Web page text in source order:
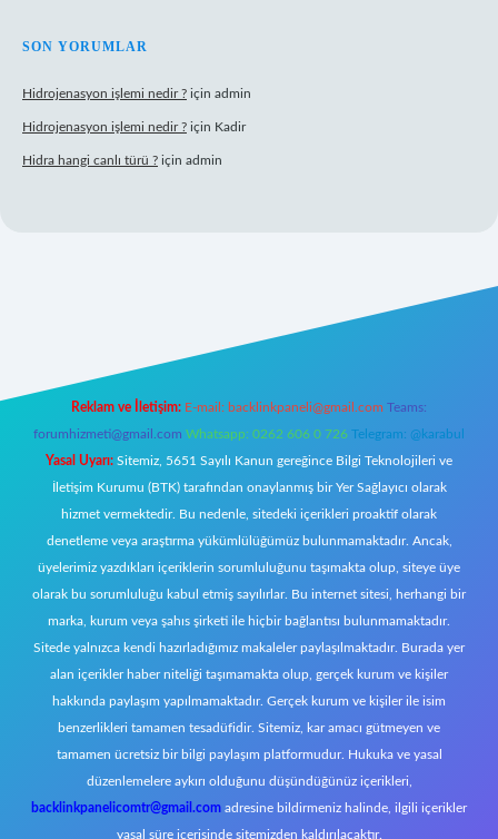
SON YORUMLAR
Hidrojenasyon işlemi nedir ? için admin
Hidrojenasyon işlemi nedir ? için Kadir
Hidra hangi canlı türü ? için admin
Reklam ve İletişim: E-mail: backlinkpaneli@gmail.com Teams:
forumhizmeti@gmail.com Whatsapp: 0262 606 0 726 Telegram: @karabul
Yasal Uyarı: Sitemiz, 5651 Sayılı Kanun gereğince Bilgi Teknolojileri ve
İletişim Kurumu (BTK) tarafından onaylanmış bir Yer Sağlayıcı olarak
hizmet vermektedir. Bu nedenle, sitedeki içerikleri proaktif olarak
denetleme veya araştırma yükümlülüğümüz bulunmamaktadır. Ancak,
üyelerimiz yazdıkları içeriklerin sorumluluğunu taşımakta olup, siteye üye
olarak bu sorumluluğu kabul etmiş sayılırlar. Bu internet sitesi, herhangi bir
marka, kurum veya şahıs şirketi ile hiçbir bağlantısı bulunmamaktadır.
Sitede yalnızca kendi hazırladığımız makaleler paylaşılmaktadır. Burada yer
alan içerikler haber niteliği taşımamakta olup, gerçek kurum ve kişiler
hakkında paylaşım yapılmamaktadır. Gerçek kurum ve kişiler ile isim
benzerlikleri tamamen tesadüfidir. Sitemiz, kar amacı gütmeyen ve
tamamen ücretsiz bir bilgi paylaşım platformudur. Hukuka ve yasal
düzenlemelere aykırı olduğunu düşündüğünüz içerikleri,
backlinkpanelicomtr@gmail.com adresine bildirmeniz halinde, ilgili içerikler
yasal süre içerisinde sitemizden kaldırılacaktır.